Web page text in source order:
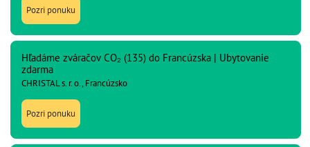
Pozri ponuku
Hľadáme zváračov CO₂ (135) do Francúzska | Ubytovanie
zdarma
CHRISTAL s. r. o., Francúzsko
Pozri ponuku